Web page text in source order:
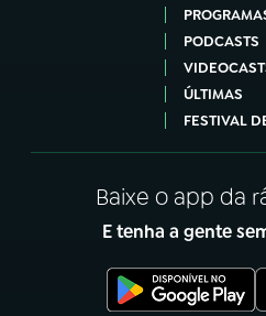
PODCASTS
ÚLTIMAS
FESTIVAL
Baixe o app da
E tenha a gente